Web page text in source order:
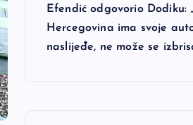
Efendić odgovorio Dodiku:
Hercegovina ima svoje
naslijeđe, ne može se